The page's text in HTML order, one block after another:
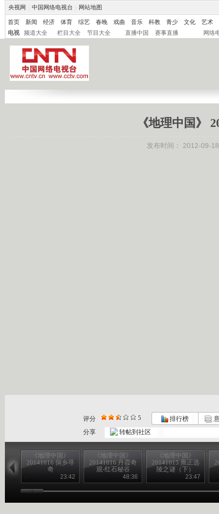
央视网 中国网络电视台 网站地图
首页 新闻 经济 体育 综艺 春晚 戏曲 音乐 科教 青少 文化
艺术
电视
频道大全 栏目大全 节目大全 直播中国 赛事直播 网络
《地理中国》
发布时间： 2012-09-
评分 5 排行榜
分享
转帖到社区
《地理中国》
20141016 侗乡寻
奇
23:42
《地理中国》
20141016 丹霞奇
观-红石秘谷
48:36
《地理中国》
20141015 雍正选
陵之谜（下）
23:47